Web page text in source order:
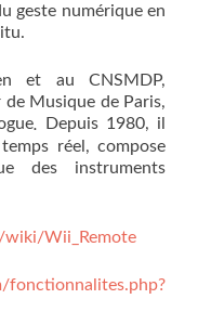
geste numérique en
et au CNSMDP,
Musique de Paris,
.
Depuis 1980, il
réel, compose
des instruments
wiki/Wii_Remote
fonctionnalites.php?